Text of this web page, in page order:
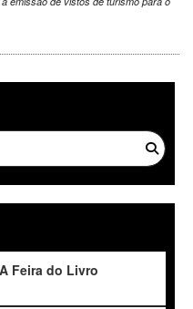
Feira do Livro